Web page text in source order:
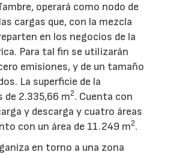
operará como nodo de
cargas que, con la mezcla
en los negocios de la
Para tal fin se utilizarán
emisiones, y de un tamaño
La superficie de la
de 2.335,66 m2. Cuenta con
y descarga y cuatro áreas
con un área de 11.249 m2.
en torno a una zona